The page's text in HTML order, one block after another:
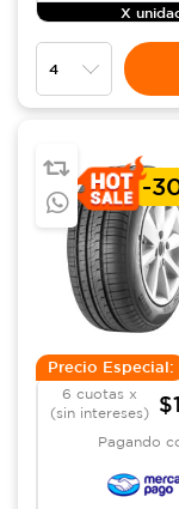
X
-
Precio Especial:
6 cuotas x
(sin intereses)
Pagando